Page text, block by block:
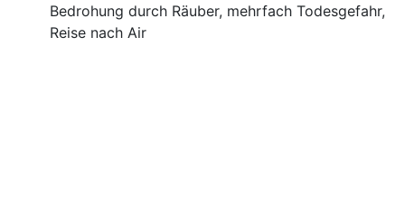
Bedrohung durch Räuber, mehrfach Todesgefahr,
Reise nach Air